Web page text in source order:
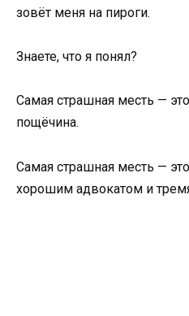
зовёт меня на пироги.
Знаете, что я понял?
Самая страшная месть —
пощёчина.
Самая страшная месть —
хорошим адвокатом и